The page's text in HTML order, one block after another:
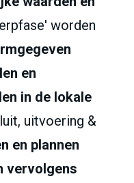
worden
en
in de lokale
uitvoering &
en plannen
vervolgens